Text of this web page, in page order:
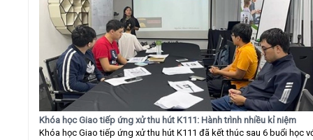
Khóa học Giao tiếp ứng xử thu hút K111: Hành trình nhiều kỉ niệm
Khóa học Giao tiếp ứng xử thu hút K111 đã kết thúc sau 6 buổi học